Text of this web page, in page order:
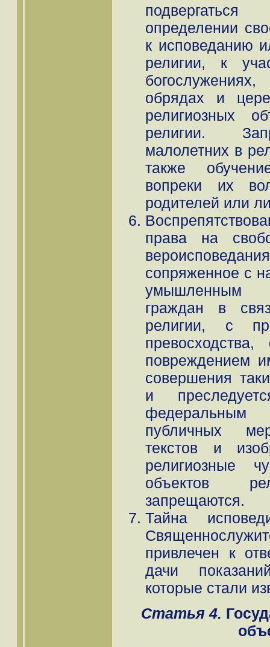
определении
к исповеданию
религии, к
обрядах и
религиозных
религии.
малолетних в
также
вопреки их
родителей или
права на
сопряженное с
умышленным
граждан в
религии, с
повреждением
совершения
и
федеральным
публичных
текстов и
религиозные
объектов
запрещаются.
Тайна
привлечен к
дачи
которые стали
Статья 4.